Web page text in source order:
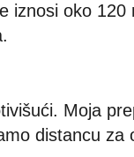
iznosi oko 120
Moja
distancu za